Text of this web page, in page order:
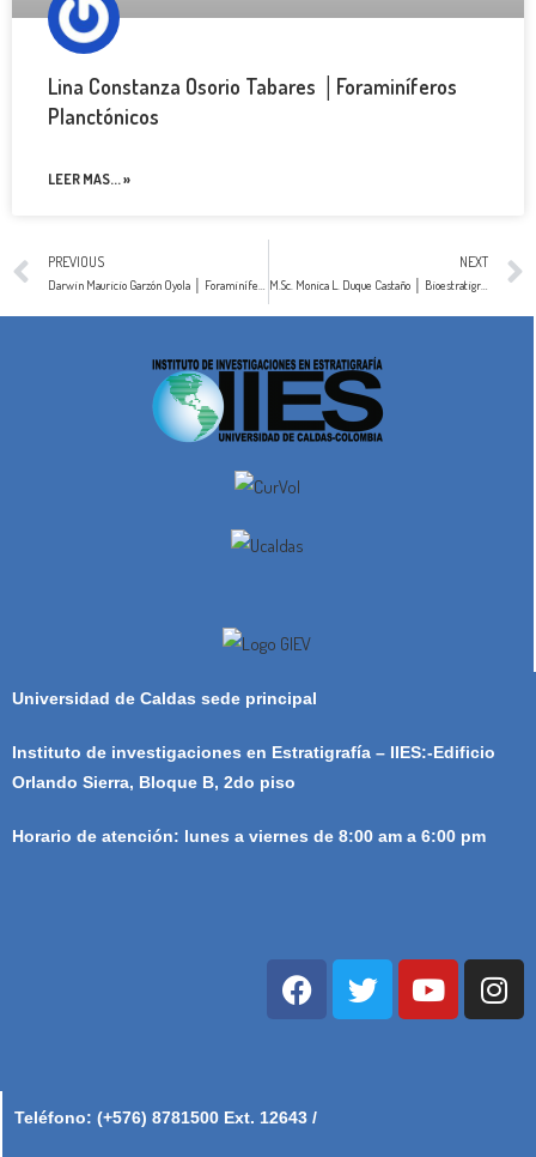
Lina Constanza Osorio Tabares │Foraminíferos
Planctónicos
LEER MAS... »
PREVIOUS NEXT
M.Sc. Monica L. Duque Castaño │ Bioestratigrafía & Paleoclimatología
Universidad de Caldas sede principal
Instituto de investigaciones en Estratigrafía – IIES:-Edificio
Orlando Sierra, Bloque B, 2do piso
Horario de atención: lunes a viernes de 8:00 am a 6:00 pm
Teléfono: (+576) 8781500 Ext. 12643 /